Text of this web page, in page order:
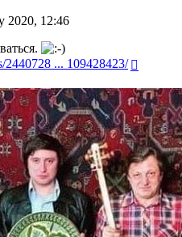
2020, 12:46
2440728 ... 109428423/